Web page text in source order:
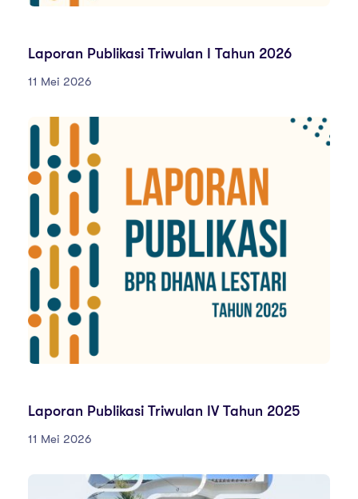
Laporan Publikasi Triwulan I Tahun 2026
11 Mei 2026
Laporan Publikasi Triwulan IV Tahun 2025
11 Mei 2026